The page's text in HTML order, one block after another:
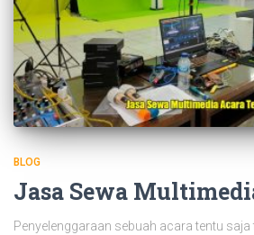
BLOG
Jasa Sewa
Penyelenggaraan sebuah acara tentu saja